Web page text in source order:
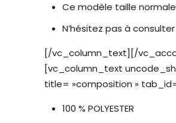
Ce modèle taille
N’hésitez pas à
[/vc_column_text][/
[vc_column_text
title= »composition »
100 % POLYESTER